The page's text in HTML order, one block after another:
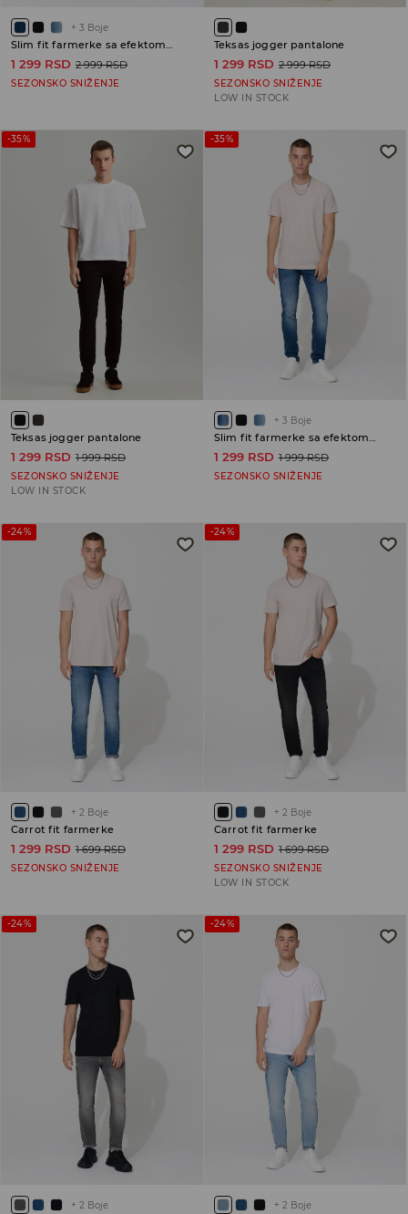
+ 3 Boje
Slim fit farmerke sa efektom izbledelosti
1 299 RSD 2 999 RSD
SEZONSKO SNIŽENJE
Teksas jogger pantalone
1 299 RSD 2 999 RSD
SEZONSKO SNIŽENJE
LOW IN STOCK
-35%
Teksas jogger pantalone
1 299 RSD 1 999 RSD
SEZONSKO SNIŽENJE
LOW IN STOCK
-35%
+ 3 Boje
1 299 RSD 1 999 RSD
SEZONSKO SNIŽENJE
-24%
+ 2 Boje
Carrot fit farmerke
1 299 RSD 1 699 RSD
SEZONSKO SNIŽENJE
-24%
+ 2 Boje
Carrot fit farmerke
1 299 RSD 1 699 RSD
SEZONSKO SNIŽENJE
LOW IN STOCK
-24%
+ 2 Boje
-24%
+ 2 Boje